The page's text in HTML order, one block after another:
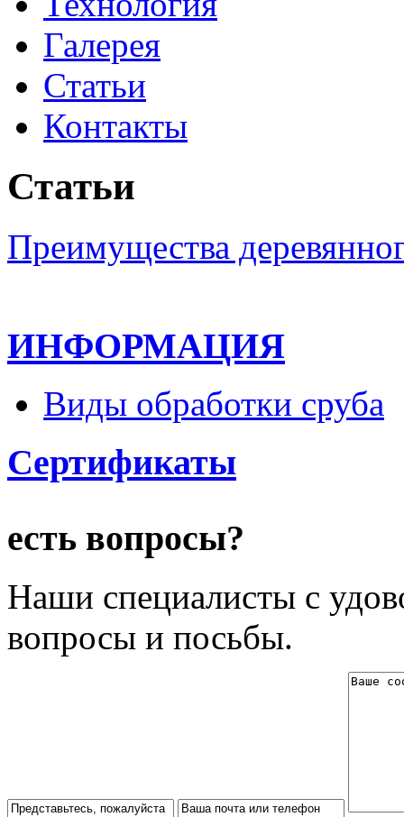
Галерея
Статьи
Контакты
Статьи
Преимущества
ИНФОРМАЦИЯ
Виды обработки сруба
Сертификаты
есть вопросы?
Наши специалисты с
вопросы и посьбы.